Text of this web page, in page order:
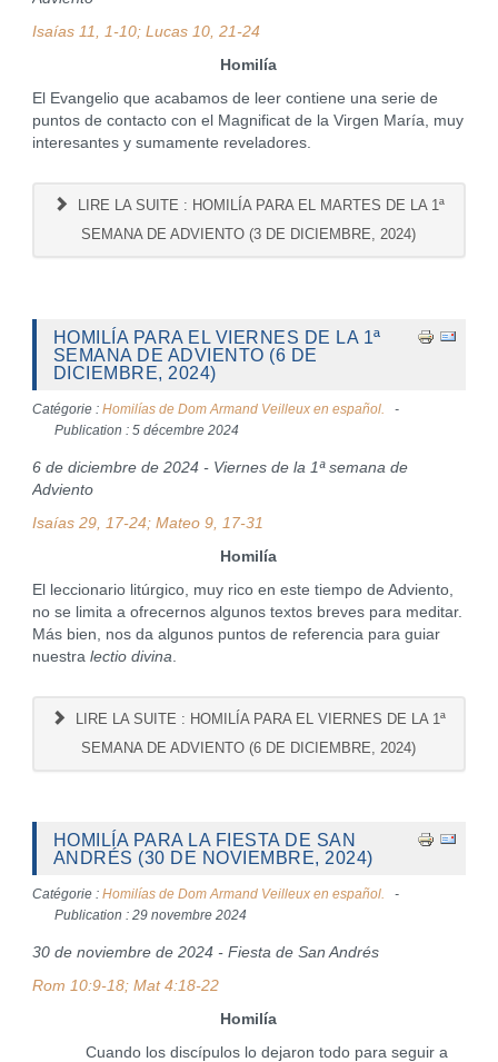
Isaías 11, 1-10; Lucas 10, 21-24
Homilía
El Evangelio que acabamos de leer contiene una serie de
puntos de contacto con el Magnificat de la Virgen María, muy
interesantes y sumamente reveladores.
LIRE LA SUITE : HOMILÍA PARA EL MARTES DE LA 1ª
SEMANA DE ADVIENTO (3 DE DICIEMBRE, 2024)
HOMILÍA PARA EL VIERNES DE LA 1ª
SEMANA DE ADVIENTO (6 DE
DICIEMBRE, 2024)
Catégorie : Homilías de Dom Armand Veilleux en español.
Publication : 5 décembre 2024
6 de diciembre de 2024 - Viernes de la 1ª semana de
Adviento
Isaías 29, 17-24; Mateo 9, 17-31
Homilía
El leccionario litúrgico, muy rico en este tiempo de Adviento,
no se limita a ofrecernos algunos textos breves para meditar.
Más bien, nos da algunos puntos de referencia para guiar
nuestra lectio divina.
LIRE LA SUITE : HOMILÍA PARA EL VIERNES DE LA 1ª
SEMANA DE ADVIENTO (6 DE DICIEMBRE, 2024)
HOMILÍA PARA LA FIESTA DE SAN
ANDRÉS (30 DE NOVIEMBRE, 2024)
Catégorie : Homilías de Dom Armand Veilleux en español.
Publication : 29 novembre 2024
30 de noviembre de 2024 - Fiesta de San Andrés
Rom 10:9-18; Mat 4:18-22
Homilía
Cuando los discípulos lo dejaron todo para seguir a